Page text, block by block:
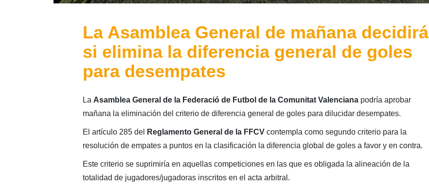
La Asamblea General de mañana decidirá
si elimina la diferencia general de goles
para desempates
La Asamblea General de la Federació de Futbol de la Comunitat Valenciana podría aprobar
mañana la eliminación del criterio de diferencia general de goles para dilucidar desempates.
El artículo 285 del Reglamento General de la FFCVcontempla como segundo criterio para la
resolución de empates a puntos en la clasificación la diferencia global de goles a favor y en contra.
Este criterio se suprimiría en aquellas competiciones en las que es obligada la alineación de la
totalidad de jugadores/jugadoras inscritos en el acta arbitral.